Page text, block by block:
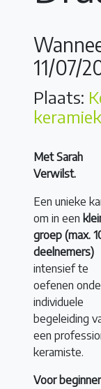
11/07/
Plaats:
Met Sarah
Verwilst.
Een unieke
om in een
groep (max.
deelnemers)
intensief te
oefenen
individuele
begeleiding
een
keramiste.
Voor